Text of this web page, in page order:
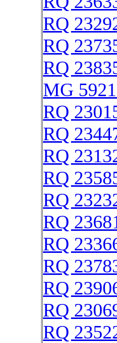
RQ
RQ
RQ
MG
RQ
RQ
RQ
RQ
RQ
RQ
RQ
RQ
RQ
RQ
RQ